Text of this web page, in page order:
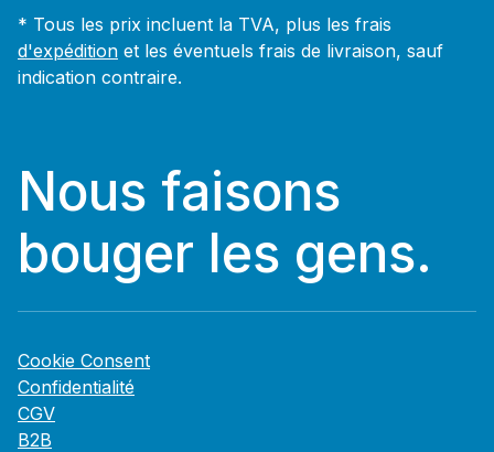
* Tous les prix incluent la TVA, plus les frais
d'expédition et les éventuels frais de livraison, sauf
indication contraire.
Nous faisons
bouger les gens.
Cookie Consent
Confidentialité
CGV
B2B